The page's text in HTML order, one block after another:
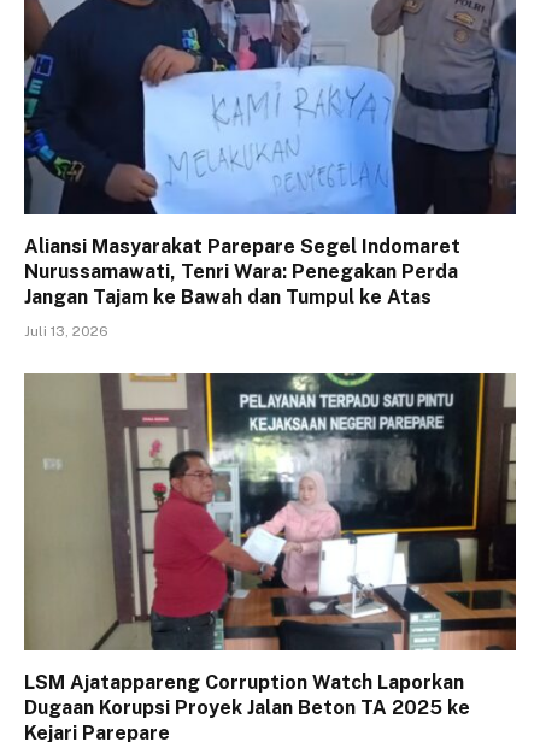
Aliansi Masyarakat Parepare Segel Indomaret
Nurussamawati, Tenri Wara: Penegakan Perda
Jangan Tajam ke Bawah dan Tumpul ke Atas
Juli 13, 2026
LSM Ajatappareng Corruption Watch Laporkan
Dugaan Korupsi Proyek Jalan Beton TA 2025 ke
Kejari Parepare